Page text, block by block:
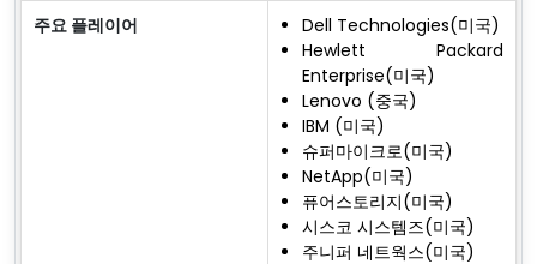
주요 플레이어
Dell Technologies(미국)
Hewlett Packard
Enterprise(미국)
Lenovo (중국)
IBM (미국)
슈퍼마이크로(미국)
NetApp(미국)
퓨어스토리지(미국)
시스코 시스템즈(미국)
주니퍼 네트웍스(미국)